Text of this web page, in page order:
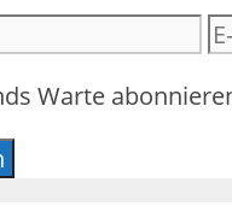
E-
Warte